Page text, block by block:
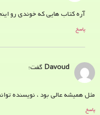
آره کتاب هایی که خوندی رو
پاسخ
Davoud گفت:
مثل همیشه عالی بود ، نویسنده
پاسخ